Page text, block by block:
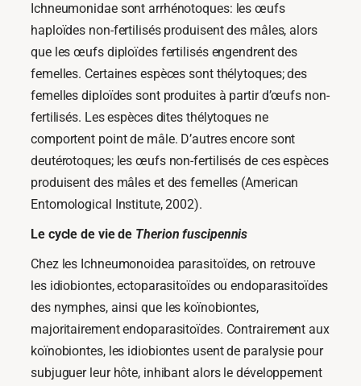
Ichneumonidae sont arrhénotoques: les œufs
haploïdes non-fertilisés produisent des mâles, alors
que les œufs diploïdes fertilisés engendrent des
femelles. Certaines espèces sont thélytoques; des
femelles diploïdes sont produites à partir d’œufs non-
fertilisés. Les espèces dites thélytoques ne
comportent point de mâle. D’autres encore sont
deutérotoques; les œufs non-fertilisés de ces espèces
produisent des mâles et des femelles (American
Entomological Institute, 2002).
Le cycle de vie de Therion fuscipennis
Chez les Ichneumonoidea parasitoïdes, on retrouve
les idiobiontes, ectoparasitoïdes ou endoparasitoïdes
des nymphes, ainsi que les koïnobiontes,
majoritairement endoparasitoïdes. Contrairement aux
koïnobiontes, les idiobiontes usent de paralysie pour
subjuguer leur hôte, inhibant alors le développement